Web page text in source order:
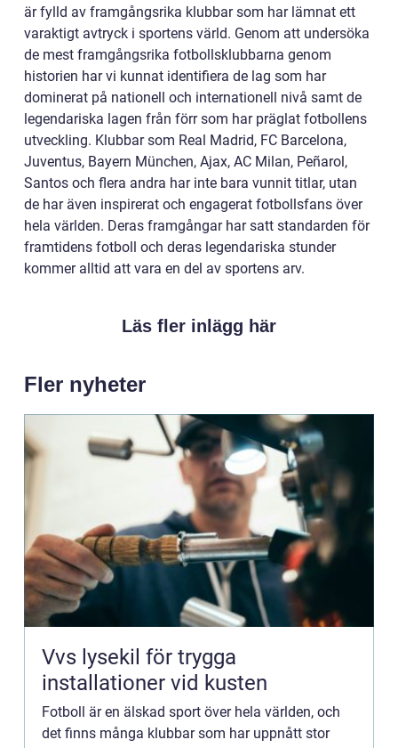
är fylld av framgångsrika klubbar som har lämnat ett
varaktigt avtryck i sportens värld. Genom att undersöka
de mest framgångsrika fotbollsklubbarna genom
historien har vi kunnat identifiera de lag som har
dominerat på nationell och internationell nivå samt de
legendariska lagen från förr som har präglat fotbollens
utveckling. Klubbar som Real Madrid, FC Barcelona,
Juventus, Bayern München, Ajax, AC Milan, Peñarol,
Santos och flera andra har inte bara vunnit titlar, utan
de har även inspirerat och engagerat fotbollsfans över
hela världen. Deras framgångar har satt standarden för
framtidens fotboll och deras legendariska stunder
kommer alltid att vara en del av sportens arv.
Läs fler inlägg här
Fler nyheter
Vvs lysekil för trygga
installationer vid kusten
Fotboll är en älskad sport över hela världen, och
det finns många klubbar som har uppnått stor